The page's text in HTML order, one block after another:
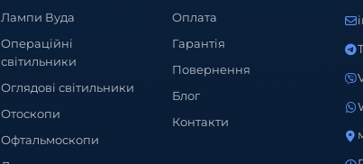
Лампи Вуда
Операційні
світильники
Оглядові світильники
Отоскопи
Офтальмоскопи
Оплата
Гарантія
Повернення
Блог
Контакти